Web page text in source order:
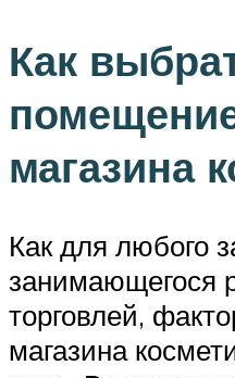
Как
магазина
Как для любого
занимающегося
торговлей,
магазина